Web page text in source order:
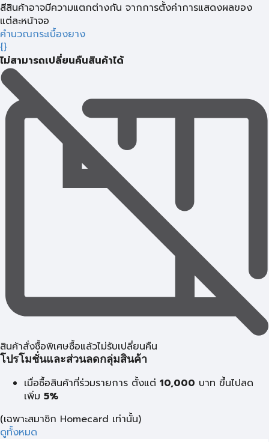
สีสินค้าอาจมีความแตกต่างกัน จากการตั้งค่าการแสดงผลของ
แต่ละหน้าจอ
คำนวณกระเบื้องยาง
{}
ไม่สามารถเปลี่ยนคืนสินค้าได้
สินค้าสั่งซื้อพิเศษซื้อแล้วไม่รับเปลี่ยนคืน
โปรโมชั่นและส่วนลดกลุ่มสินค้า
เมื่อซื้อสินค้าที่ร่วมรายการ ตั้งแต่ 10,000 บาท ขึ้นไปลด
เพิ่ม 5%
(เฉพาะสมาชิก Homecard เท่านั้น)
ดูทั้งหมด